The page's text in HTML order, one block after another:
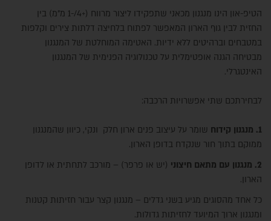
הטיפ-און הינו מנגנון מכאני שתפקידו ליצור מרווח (+4/-1 מ"מ) בין
החזית לבין גוף הארון המאפשר לפתוח בלחיצה דלתות צירים וקלפות
במטבחים וברהיטים ללא ידיות. האטימה המוחלטת של המנגנון
מבטיחה הגנה אופטימלית על טכנולוגיה הפנימית של המנגנון
האינטגרלי.
לבחירתכם שתי אפשרויות הרכבה:
1. מנגנון קידוח
שומר על עיצוב פנים ארון חלק ונקי, כיוון שהמנגנון
ממוקם בתוך חור שנקדח בדופן הארון.
2. מנגנון עם מתאם חיצוני (יש או פרפר) – מורכב לתחתית או לדופן
הארון.
כל אחד מהסוגים מגיע בשני גדלים – מנגנון קצר עבור חזיתות קטנות
ומנגנון ארוך המיועד לחזיתות גדולות.